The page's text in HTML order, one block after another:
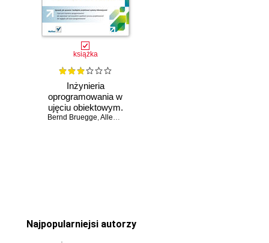
książka
Inżynieria
oprogramowania w
ujęciu obiektowym.
UML, wzorce
Bernd Bruegge,Allen H. Dutoit
Najpopularniejsi autorzy